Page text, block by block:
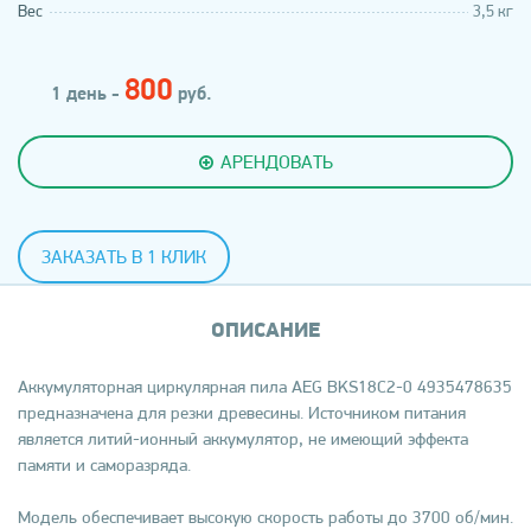
Вес 3,5 кг
1 день - 800 руб.
АРЕНДОВАТЬ
ЗАКАЗАТЬ В 1 КЛИК
ОПИСАНИЕ
Аккумуляторная циркулярная пила AEG BKS18C2-0 4935478635
предназначена для резки древесины. Источником питания
является литий-ионный аккумулятор, не имеющий эффекта
памяти и саморазряда.
Модель обеспечивает высокую скорость работы до 3700 об/мин.